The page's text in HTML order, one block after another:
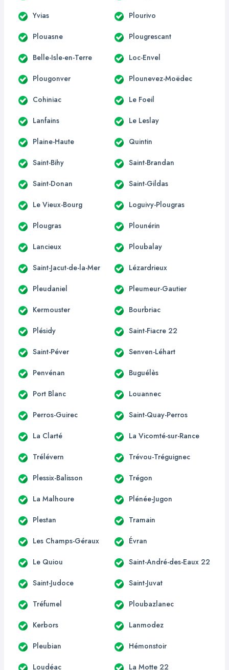
Yvias Plourivo
Plouasne Plougrescant
Belle-Isle-en-Terre Loc-Envel
Plougonver Plounevez-Moëdec
Cohiniac Le Foeil
Lanfains Le Leslay
Plaine-Haute Quintin
Saint-Bihy Saint-Brandan
Saint-Donan Saint-Gildas
Le Vieux-Bourg Loguivy-Plougras
Plougras Plounérin
Lancieux Ploubalay
Saint-Jacut-de-la-Mer Lézardrieux
Pleudaniel Pleumeur-Gautier
Kermouster Bourbriac
Plésidy Saint-Fiacre 22
Saint-Péver Senven-Léhart
Penvénan Buguélès
Port Blanc Louannec
Perros-Guirec Saint-Quay-Perros
La Clarté La Vicomté-sur-Rance
Trélévern Trévou-Tréguignec
Plessix-Balisson Trégon
La Malhoure Plénée-Jugon
Plestan Tramain
Les Champs-Géraux Évran
Le Quiou Saint-André-des-Eaux 22
Saint-Judoce Saint-Juvat
Tréfumel Ploubazlanec
Kerbors Lanmodez
Pleubian Hémonstoir
Loudéac La Motte 22